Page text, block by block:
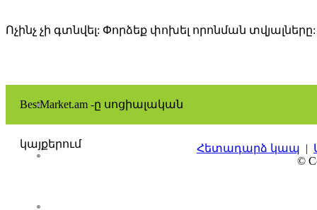
Ոչինչ չի գտնվել: Փորձեք փոխել որոնման տվյալները:
BestMarket.am -ը սոցիալական
կայքերում Հետադարձ կապ |
©